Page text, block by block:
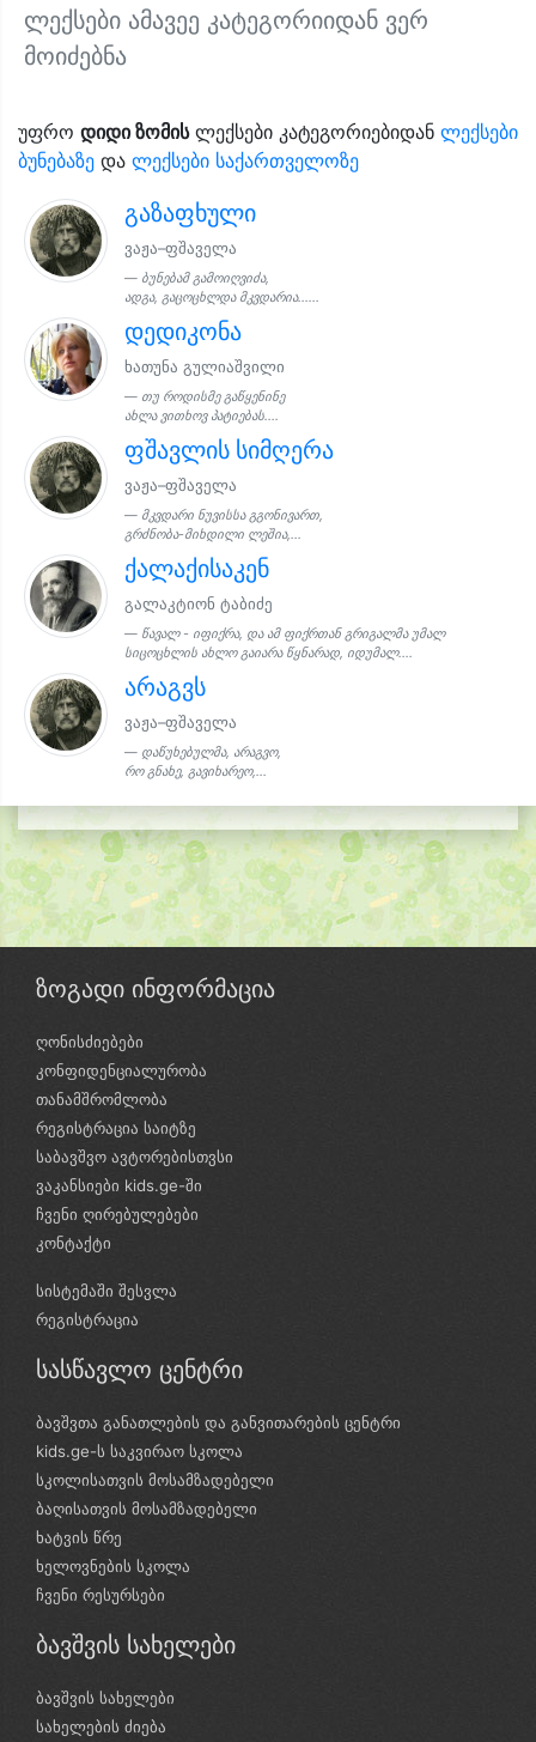
ლექსები ამავეე კატეგორიიდან ვერ
მოიძებნა
უფრო დიდი ზომისლექსები კატეგორიებიდან ლექსები
ბუნებაზე და ლექსები საქართველოზე
გაზაფხული
ვაჟა–ფშაველა
ბუნებამ გამოიღვიძა,
ადგა, გაცოცხლდა მკვდარია......
დედიკონა
ხათუნა გულიაშვილი
თუ როდისმე გაწყენინე
ახლა ვითხოვ პატიებას....
ფშავლის სიმღერა
ვაჟა–ფშაველა
მკვდარი ნუვისსა გგონივართ,
გრძნობა-მიხდილი ლეშია,...
ქალაქისაკენ
გალაკტიონ ტაბიძე
წავალ - იფიქრა, და ამ ფიქრთან გრიგალმა უმალ
სიცოცხლის ახლო გაიარა წყნარად, იდუმალ....
არაგვს
ვაჟა–ფშაველა
დაწუხებულმა, არაგვო,
რო გნახე, გავიხარეო,...
ზოგადი ინფორმაცია
ღონისძიებები
კონფიდენციალურობა
თანამშრომლობა
რეგისტრაცია საიტზე
საბავშვო ავტორებისთვსი
ვაკანსიები kids.ge-ში
ჩვენი ღირებულებები
კონტაქტი
სისტემაში შესვლა
რეგისტრაცია
სასწავლო ცენტრი
ბავშვთა განათლების და განვითარების ცენტრი
kids.ge-ს საკვირაო სკოლა
სკოლისათვის მოსამზადებელი
ბაღისათვის მოსამზადებელი
ხატვის წრე
ხელოვნების სკოლა
ჩვენი რესურსები
ბავშვის სახელები
ბავშვის სახელები
სახელების ძიება